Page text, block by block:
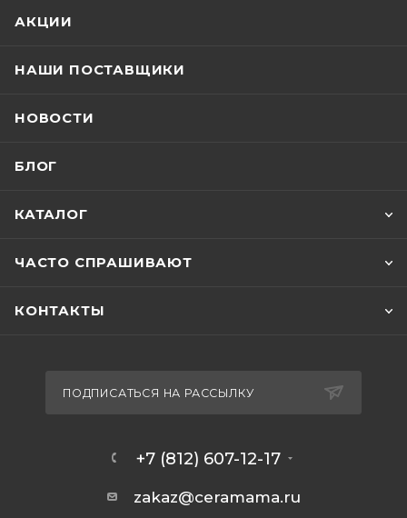
АКЦИИ
НАШИ ПОСТАВЩИКИ
НОВОСТИ
БЛОГ
КАТАЛОГ
ЧАСТО СПРАШИВАЮТ
КОНТАКТЫ
ПОДПИСАТЬСЯ НА РАССЫЛКУ
+7 (812) 607-12-17
zakaz@ceramama.ru